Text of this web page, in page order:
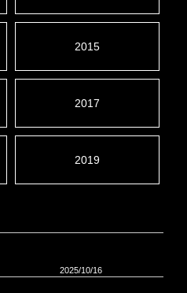
2015
2017
2019
2025/10/16